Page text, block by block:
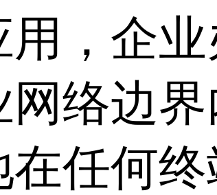
用，企
络边
在任何